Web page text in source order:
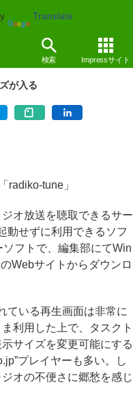
Translate
検索 Impressサイト
覚のradiko.jpプレイヤー
が入る
「radiko-tune」
オ放送を聴取できるサー
動せずに利用できるソフ
フトで、編集部にてWin
Webサイトからダウンロ
ている再生画面は非常に
利用した上で、タスクト
サイズを変更可能にする
プレイヤーも多い。し
オの不便さに郷愁を感じ